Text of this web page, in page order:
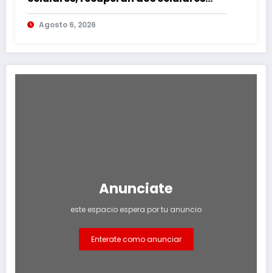
mediante rastreo y persecución
Agosto 6, 2026
Anunciate
este espacio espera por tu anuncio
Enterate como anunciar